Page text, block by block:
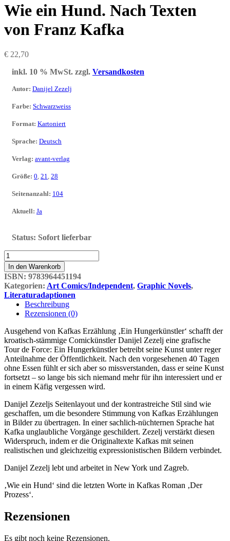
Wie ein Hund. Nach Texten
von Franz Kafka
€ 22,70
inkl. 10 % MwSt. zzgl. Versandkosten
Autor: Danijel Zezelj
Farbe: Schwarzweiss
Format: Kartoniert
Sprache: Deutsch
Verlag: avant-verlag
Größe: 0, 21, 28
Seitenanzahl: 104
Aktuell: Ja
Status: Sofort lieferbar
Wie
ein
Hund.
Nach
Texten
von
Menge
In den Warenkorb
ISBN: 9783964451194
Kategorien: Art Comics/Independent, Graphic Novels,
Literaturadaptionen
Beschreibung
Rezensionen (0)
Ausgehend von Kafkas Erzählung ‚Ein Hungerkünstler‘ schafft der
kroatisch-stämmige Comickünstler Danijel Zezelj eine grafische
Tour de Force: Ein Hungerkünstler betreibt seine Kunst unter reger
Anteilnahme der Öffentlichkeit. Nach den vorgesehenen 40 Tagen
ohne Essen fühlt er sich aber so missverstanden, dass er seine Kunst
fortsetzt – so lange bis sich niemand mehr für ihn interessiert und er
in einem Käfig vergessen wird.
Danijel Zezeljs Seitenlayout und der kontrastreiche Stil sind wie
geschaffen, um die besondere Stimmung von Kafkas Erzählungen
in Bilder zu übertragen. In einer sachlich-nüchternen Sprache hat
Kafka unglaubliche Vorgänge geschildert. Zezelj verstärkt diesen
Widerspruch, indem er die Originaltexte Kafkas mit seinen
realistischen und gleichzeitig expressionistischen Bildern verbindet.
Danijel Zezelj lebt und arbeitet in New York und Zagreb.
‚Wie ein Hund‘ sind die letzten Worte in Kafkas Roman ‚Der
Prozess‘.
Rezensionen
Es gibt noch keine Rezensionen.